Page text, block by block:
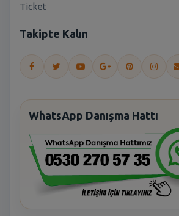
Ticket
Takipte Kalın
WhatsApp Danışma Hattı